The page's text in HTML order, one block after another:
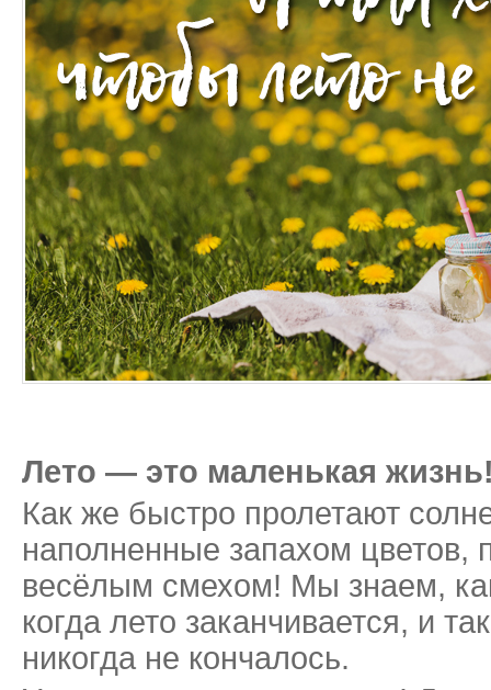
Лето — это маленькая
Как же быстро пролетают
наполненные запахом цветов,
весёлым смехом! Мы знаем,
когда лето заканчивается, и
никогда не кончалось.